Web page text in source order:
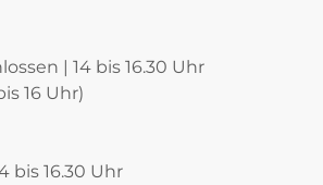
| 14 bis 16.30 Uhr
16 Uhr)
bis 16.30 Uhr